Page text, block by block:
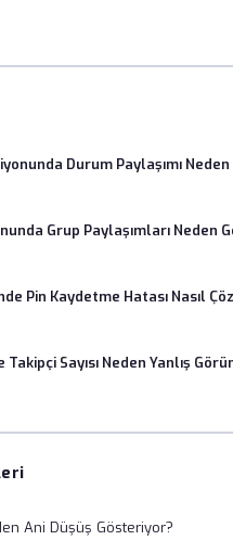
Durum Paylaşımı
Grup Paylaşımları Neden
Pin Kaydetme Hatası Nasıl
Sayısı Neden Yanlış
Ani Düşüş Gösteriyor?